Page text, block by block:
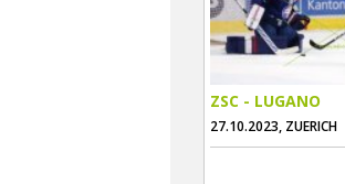
ZSC - LUGANO
27.10.2023, ZUERICH